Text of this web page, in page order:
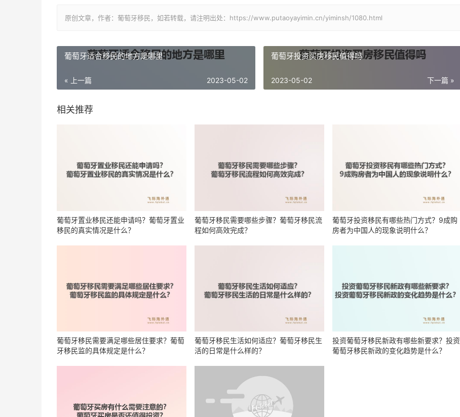
原创文章，作者：葡萄牙移民，如若转载，请注明出处：https://www.putaoyayimin.cn/yiminsh/1080.html
葡萄牙适合移民的地方是哪里
« 上一篇 2023-05-02
葡萄牙投资买房移民值得吗
下一篇 »
2023-05-02
相关推荐
葡萄牙置业移民还能申请吗？葡萄牙置业
移民的真实情况是什么？
葡萄牙移民需要哪些步骤？葡萄牙移民流
程如何高效完成？
葡萄牙投资移民有哪些热门方式？9成购
房者为中国人的现象说明什么？
葡萄牙移民需要满足哪些居住要求？葡萄
牙移民监的具体规定是什么？
葡萄牙移民生活如何适应？葡萄牙移民生
活的日常是什么样的？
投资葡萄牙移民新政有哪些新要求？投资
葡萄牙移民新政的变化趋势是什么？